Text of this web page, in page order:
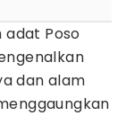
Poso
dan alam